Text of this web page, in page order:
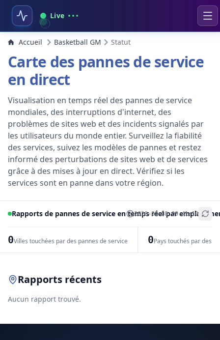
Live
Accueil Basketball GM Statut
Carte des pannes de service
en direct
Visualisation en temps réel des pannes de service
mondiales, des interruptions d'internet, des
problèmes de sites web et des incidents signalés par
les utilisateurs du monde entier. Surveillez la fiabilité
des services, suivez les modèles de pannes et restez
informé des perturbations de sites web et de services
grâce à des mises à jour en direct. Vérifiez si les
services sont en panne dans votre région.
Rapports de pannes de service en temps réel par
2026-08-08 09:41:16
0Villes touchées par des pannes de service 0Pays touchés par des
+
Rapports récents
Aucun rapport trouvé.